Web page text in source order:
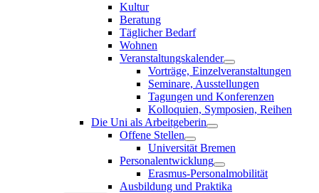
Kultur
Beratung
Täglicher Bedarf
Wohnen
Veranstaltungskalender
Vorträge, Einzelveranstaltungen
Seminare, Ausstellungen
Tagungen und Konferenzen
Kolloquien, Symposien, Reihen
Die Uni als Arbeitgeberin
Offene Stellen
Universität Bremen
Personalentwicklung
Erasmus-Personalmobilität
Ausbildung und Praktika